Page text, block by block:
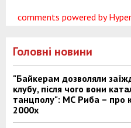
comments powered by
Головні новини
"Байкерам дозволяли
клубу, після чого вони
танцполу": МС Риба – про
2000х